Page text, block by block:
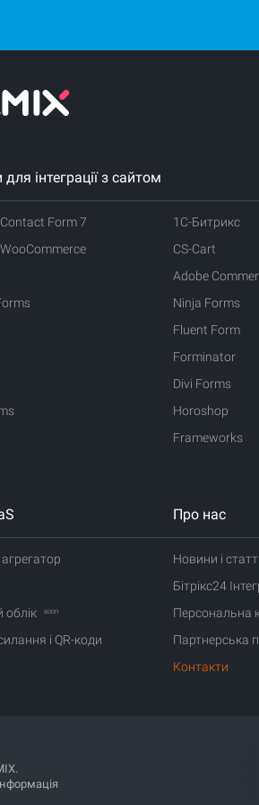
1. Вы задаете
2. Если
Мы
После
Сроки
Ранее:
Сейчас:
получают
Такое
! Битрикс24
інтеграції з сайтом
Form 7
1С-Битрикс
CS-Cart
Adobe
Ninja Forms
Fluent Form
Forminator
Divi Forms
Horoshop
Frameworks
облік
soon
і QR-коди
Про нас
Новини і статті
Бітрікс24
Персональна
Партнерська
Контакти